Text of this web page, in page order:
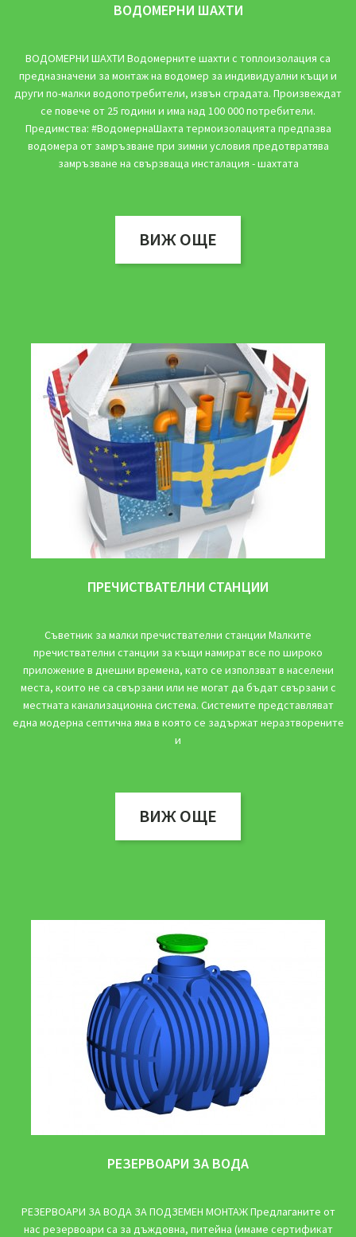
ВОДОМЕРНИ ШАХТИ
ВОДОМЕРНИ ШАХТИ Водомерните шахти с топлоизолация са
предназначени за монтаж на водомер за индивидуални къщи и
други по-малки водопотребители, извън сградата. Произвеждат
се повече от 25 години и има над 100 000 потребители.
Предимства: #ВодомернаШахта термоизолацията предпазва
водомера от замръзване при зимни условия предотвратява
замръзване на свързваща инсталация - шахтата
ВИЖ ОЩЕ
ПРЕЧИСТВАТЕЛНИ СТАНЦИИ
Съветник за малки пречиствателни станции Малките
пречиствателни станции за къщи намират все по широко
приложение в днешни времена, като се използват в населени
места, които не са свързани или не могат да бъдат свързани с
местната канализационна система. Системите представляват
една модерна септична яма в която се задържат неразтворените
и
ВИЖ ОЩЕ
РЕЗЕРВОАРИ ЗА ВОДА
РЕЗЕРВОАРИ ЗА ВОДА ЗА ПОДЗЕМЕН МОНТАЖ Предлаганите от
нас резервоари са за дъждовна, питейна (имаме сертификат